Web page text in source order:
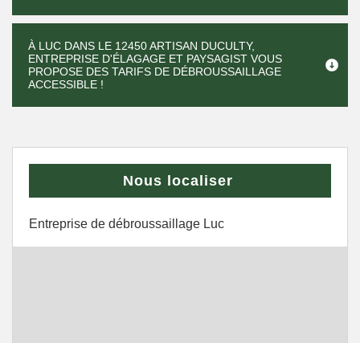
À LUC DANS LE 12450 ARTISAN DUCULTY,
ENTREPRISE D'ÉLAGAGE ET PAYSAGIST VOUS
PROPOSE DES TARIFS DE DÉBROUSSAILLAGE
ACCESSIBLE !
Nous localiser
Entreprise de débroussaillage Luc